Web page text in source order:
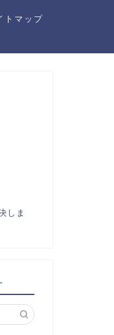
トマップ
しま